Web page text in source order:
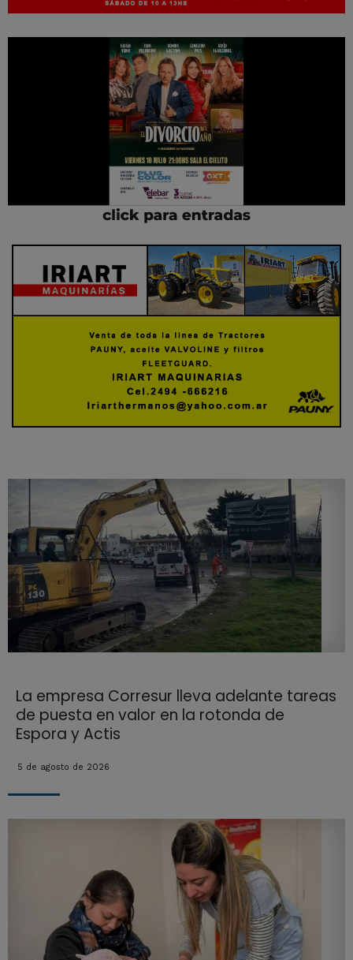
La empresa Corresur lleva adelante tareas
de puesta en valor en la rotonda de
Espora y Actis
5 de agosto de 2026